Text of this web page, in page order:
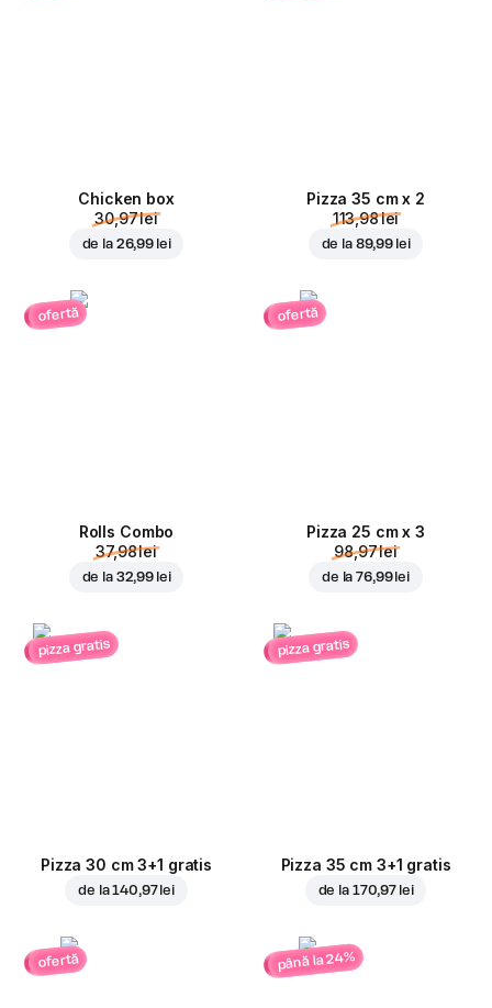
Chicken box
30,97 lei
de la 26,99 lei
Pizza 35 cm x 2
113,98 lei
de la 89,99 lei
ofertă
Rolls Combo
37,98 lei
de la 32,99 lei
ofertă
Pizza 25 cm x 3
98,97 lei
de la76,99 lei
pizza gratis
Pizza 30 cm 3+1 gratis
de la140,97 lei
pizza gratis
Pizza 35 cm 3+1 gratis
de la 170,97 lei
ofertă până la 24%